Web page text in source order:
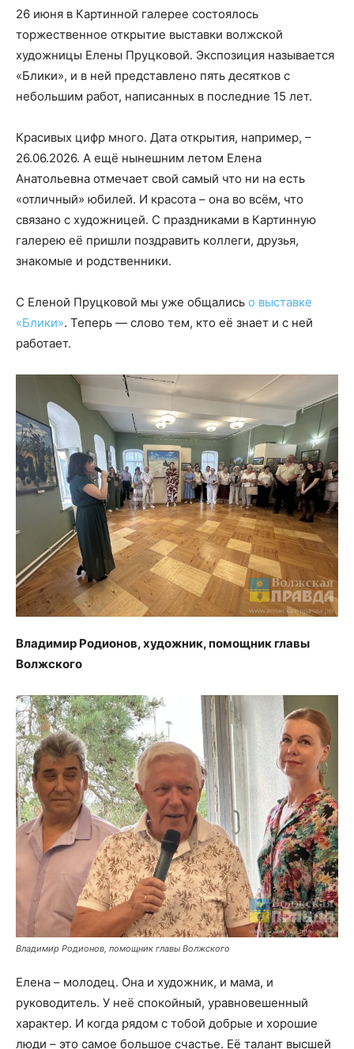
26 июня в Картинной галерее состоялось
торжественное открытие выставки волжской
художницы Елены Пруцковой. Экспозиция называется
«Блики», и в ней представлено пять десятков с
небольшим работ, написанных в последние 15 лет.
Красивых цифр много. Дата открытия, например, –
26.06.2026. А ещё нынешним летом Елена
Анатольевна отмечает свой самый что ни на есть
«отличный» юбилей. И красота – она во всём, что
связано с художницей. С праздниками в Картинную
галерею её пришли поздравить коллеги, друзья,
знакомые и родственники.
С Еленой Пруцковой мы уже общались о выставке
«Блики». Теперь — слово тем, кто её знает и с ней
работает.
Владимир Родионов, художник, помощник главы
Волжского
Владимир Родионов, помощник главы Волжского
Елена – молодец. Она и художник, и мама, и
руководитель. У неё спокойный, уравновешенный
характер. И когда рядом с тобой добрые и хорошие
люди – это самое большое счастье. Её талант высшей